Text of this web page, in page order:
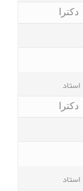
دکترا
استاد
دکترا
استاد